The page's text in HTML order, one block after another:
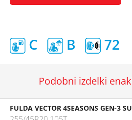
C B 72
Podobni izdelki
FULDA VECTOR 4SEASONS GEN-3